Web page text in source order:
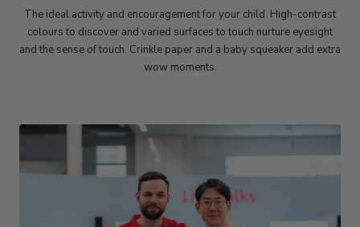
The ideal activity and encouragement for your child. High-contrast
colours to discover and varied surfaces to touch nurture eyesight
and the sense of touch. Crinkle paper and a baby squeaker add extra
wow moments.